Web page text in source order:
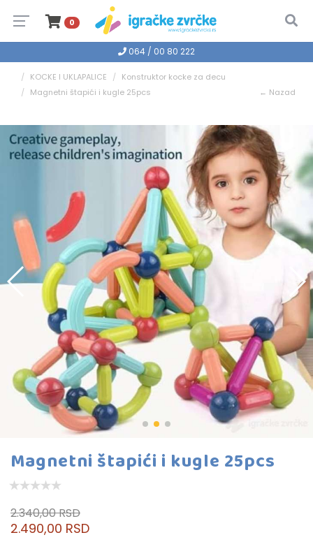
0
064 / 00 80 222
KOCKE I UKLAPALICE
Konstruktor kocke za decu
Magnetni štapići i kugle 25pcs
← Nazad
Magnetni štapići i kugle 25pcs
2.340,00 RSD
2.490,00 RSD